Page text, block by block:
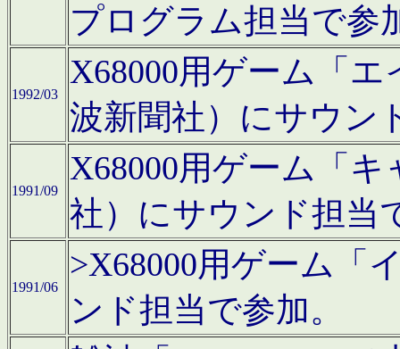
プログラム担当で参
1992/03
X68000用ゲーム「
波新聞社）にサウン
1991/09
X68000用ゲーム「
社）にサウンド担当
1991/06
>X68000用ゲーム「
ンド担当で参加。